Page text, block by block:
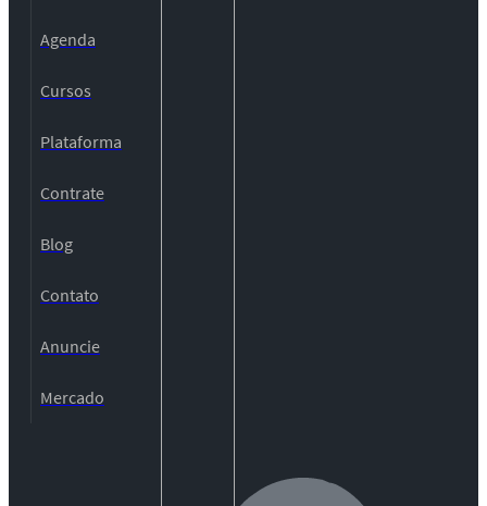
Agenda
Cursos
Plataforma
Contrate
Blog
Contato
Anuncie
Mercado